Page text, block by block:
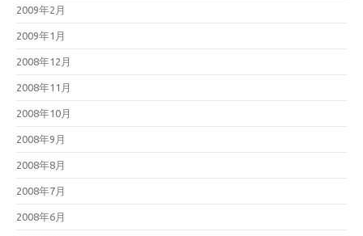
2009年2月
2009年1月
2008年12月
2008年11月
2008年10月
2008年9月
2008年8月
2008年7月
2008年6月